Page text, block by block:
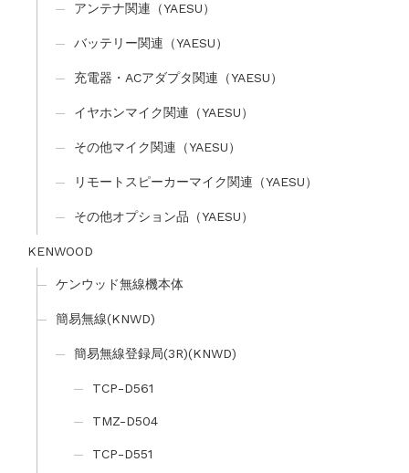
アンテナ関連（YAESU）
バッテリー関連（YAESU）
充電器・ACアダプタ関連（YAESU）
イヤホンマイク関連（YAESU）
その他マイク関連（YAESU）
リモートスピーカーマイク関連（YAESU）
その他オプション品（YAESU）
KENWOOD
ケンウッド無線機本体
簡易無線(KNWD)
簡易無線登録局(3R)(KNWD)
TCP-D561
TMZ-D504
TCP-D551